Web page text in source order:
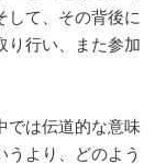
して、その背後に
り行い、また参加
では伝道的な意味
うより、どのよう